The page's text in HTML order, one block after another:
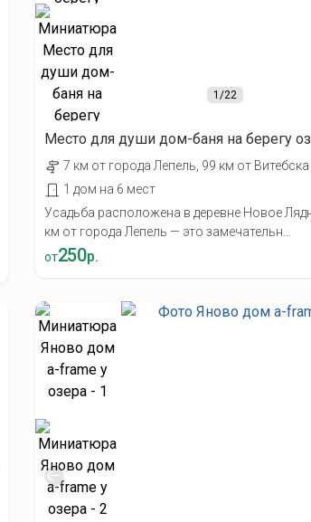
1/22
Место для души дом-баня на берегу
7 км от города Лепель, 99 км от Витебска
1 дом на 6 мест
Усадьба расположена в деревне Новое
км от города Лепель — это замечательн...
от250р.